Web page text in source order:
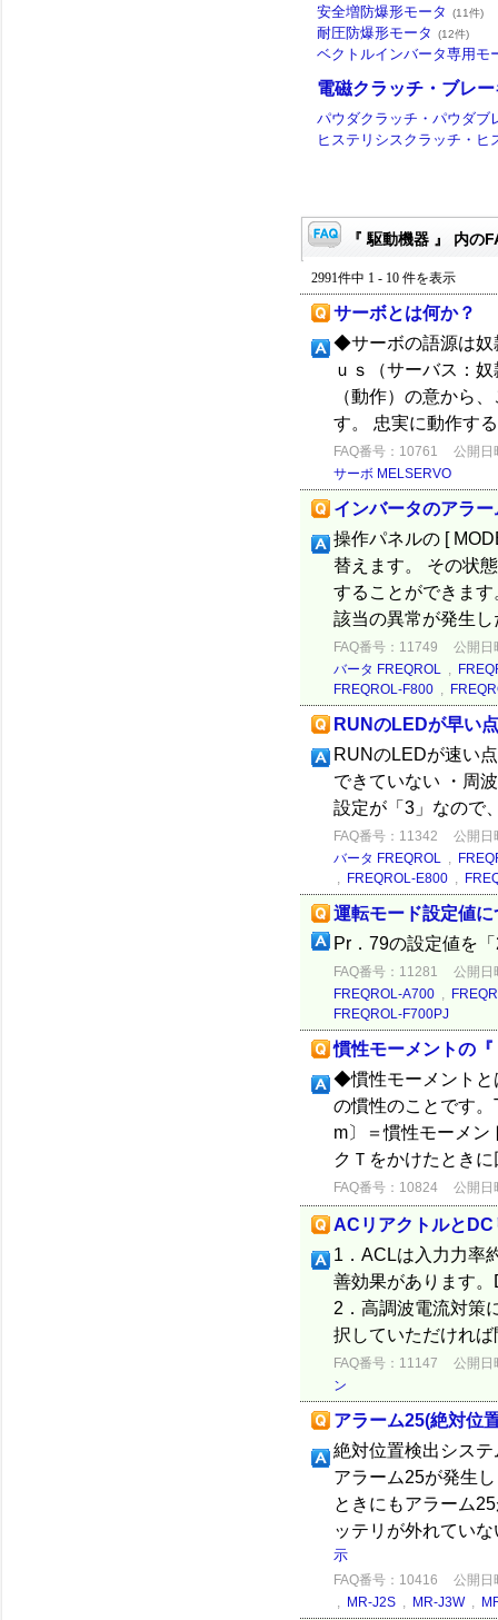
安全増防爆形モータ (11件)
耐圧防爆形モータ (12件)
ベクトルインバータ専用モ
電磁クラッチ・ブレー
パウダクラッチ・パウダブ
ヒステリシスクラッチ・ヒ
『 駆動機器 』 内の
2991件中 1 - 10 件を表示
サーボとは何か？
◆サーボの語源は奴
ｕｓ（サーバス：
（動作）の意から
す。 忠実に動作す
FAQ番号：10761
公開日
サーボ MELSERVO
インバータのアラ
操作パネルの [
替えます。 その状
することができま
該当の異常が発生
FAQ番号：11749
公開日
バータ FREQROL ,
FREQROL-F800 ,
RUNのLEDが早い
RUNのLEDが速い
できていない ・周
設定が「3」なので
FAQ番号：11342
公開日
バータ FREQROL ,
, FREQROL-E800 ,
運転モード設定値に
Pr．79の設定値
FAQ番号：11281
公開日
FREQROL-A700 ,
FREQROL-F700PJ
慣性モーメントの
◆慣性モーメントと
の慣性のことです
m〕＝慣性モーメン
クＴをかけたとき
FAQ番号：10824 公開日
ACリアクトルと
1．ACLは入力力
善効果があります
2．高調波電流対策
択していただけれ
FAQ番号：11147
公開日
ン
アラーム25(絶対位
絶対位置検出シス
アラーム25が発生
ときにもアラーム
ッテリが外れてい
示
FAQ番号：10416
公開日
, MR-J2S , MR-J3W,